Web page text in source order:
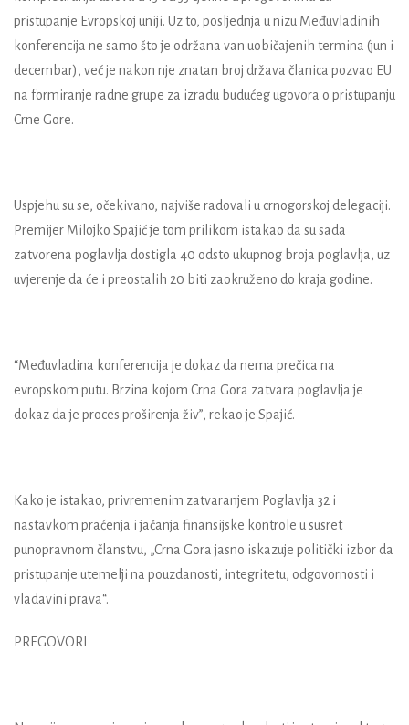
pristupanje Evropskoj uniji. Uz to, posljednja u nizu Međuvladinih
konferencija ne samo što je održana van uobičajenih termina (jun i
decembar), već je nakon nje znatan broj država članica pozvao EU
na formiranje radne grupe za izradu budućeg ugovora o pristupanju
Crne Gore.
Uspjehu su se, očekivano, najviše radovali u crnogorskoj delegaciji.
Premijer Milojko Spajić je tom prilikom istakao da su sada
zatvorena poglavlja dostigla 40 odsto ukupnog broja poglavlja, uz
uvjerenje da će i preostalih 20 biti zaokruženo do kraja godine.
“Međuvladina konferencija je dokaz da nema prečica na
evropskom putu. Brzina kojom Crna Gora zatvara poglavlja je
dokaz da je proces proširenja živ”, rekao je Spajić.
Kako je istakao, privremenim zatvaranjem Poglavlja 32 i
nastavkom praćenja i jačanja finansijske kontrole u susret
punopravnom članstvu, „Crna Gora jasno iskazuje politički izbor da
pristupanje utemelji na pouzdanosti, integritetu, odgovornosti i
vladavini prava“.
PREGOVORI